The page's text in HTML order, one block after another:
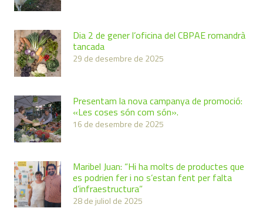
Dia 2 de gener l’oficina del CBPAE romandrà
tancada
29 de desembre de 2025
Presentam la nova campanya de promoció:
«Les coses són com són».
16 de desembre de 2025
Maribel Juan: “Hi ha molts de productes que
es podrien fer i no s’estan fent per falta
d’infraestructura”
28 de juliol de 2025